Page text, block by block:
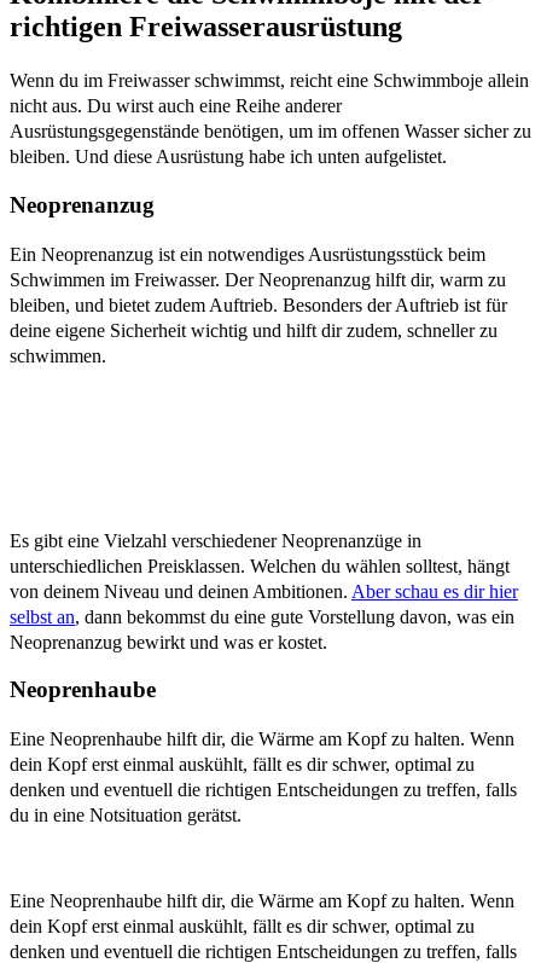
richtigen Freiwasserausrüstung
Wenn du im Freiwasser schwimmst, reicht eine Schwimmboje allein
nicht aus. Du wirst auch eine Reihe anderer
Ausrüstungsgegenstände benötigen, um im offenen Wasser sicher zu
bleiben. Und diese Ausrüstung habe ich unten aufgelistet.
Neoprenanzug
Ein Neoprenanzug ist ein notwendiges Ausrüstungsstück beim
Schwimmen im Freiwasser. Der Neoprenanzug hilft dir, warm zu
bleiben, und bietet zudem Auftrieb. Besonders der Auftrieb ist für
deine eigene Sicherheit wichtig und hilft dir zudem, schneller zu
schwimmen.
Es gibt eine Vielzahl verschiedener Neoprenanzüge in
unterschiedlichen Preisklassen. Welchen du wählen solltest, hängt
von deinem Niveau und deinen Ambitionen. Aber schau es dir hier
selbst an, dann bekommst du eine gute Vorstellung davon, was ein
Neoprenanzug bewirkt und was er kostet.
Neoprenhaube
Eine Neoprenhaube hilft dir, die Wärme am Kopf zu halten. Wenn
dein Kopf erst einmal auskühlt, fällt es dir schwer, optimal zu
denken und eventuell die richtigen Entscheidungen zu treffen, falls
du in eine Notsituation gerätst.
Eine Neoprenhaube hilft dir, die Wärme am Kopf zu halten. Wenn
dein Kopf erst einmal auskühlt, fällt es dir schwer, optimal zu
denken und eventuell die richtigen Entscheidungen zu treffen, falls